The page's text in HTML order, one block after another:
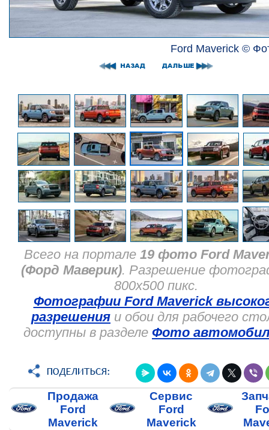
Ford Maverick ©
Всего на портале 19 фото Ford
(Форд Маверик). Разрешение
800x500 пикс.
Фотографии Ford Maverick
разрешения и обои для рабочего
доступны в разделе Фото
Продажа
Ford
Maverick
Сервис
Ford
Maverick